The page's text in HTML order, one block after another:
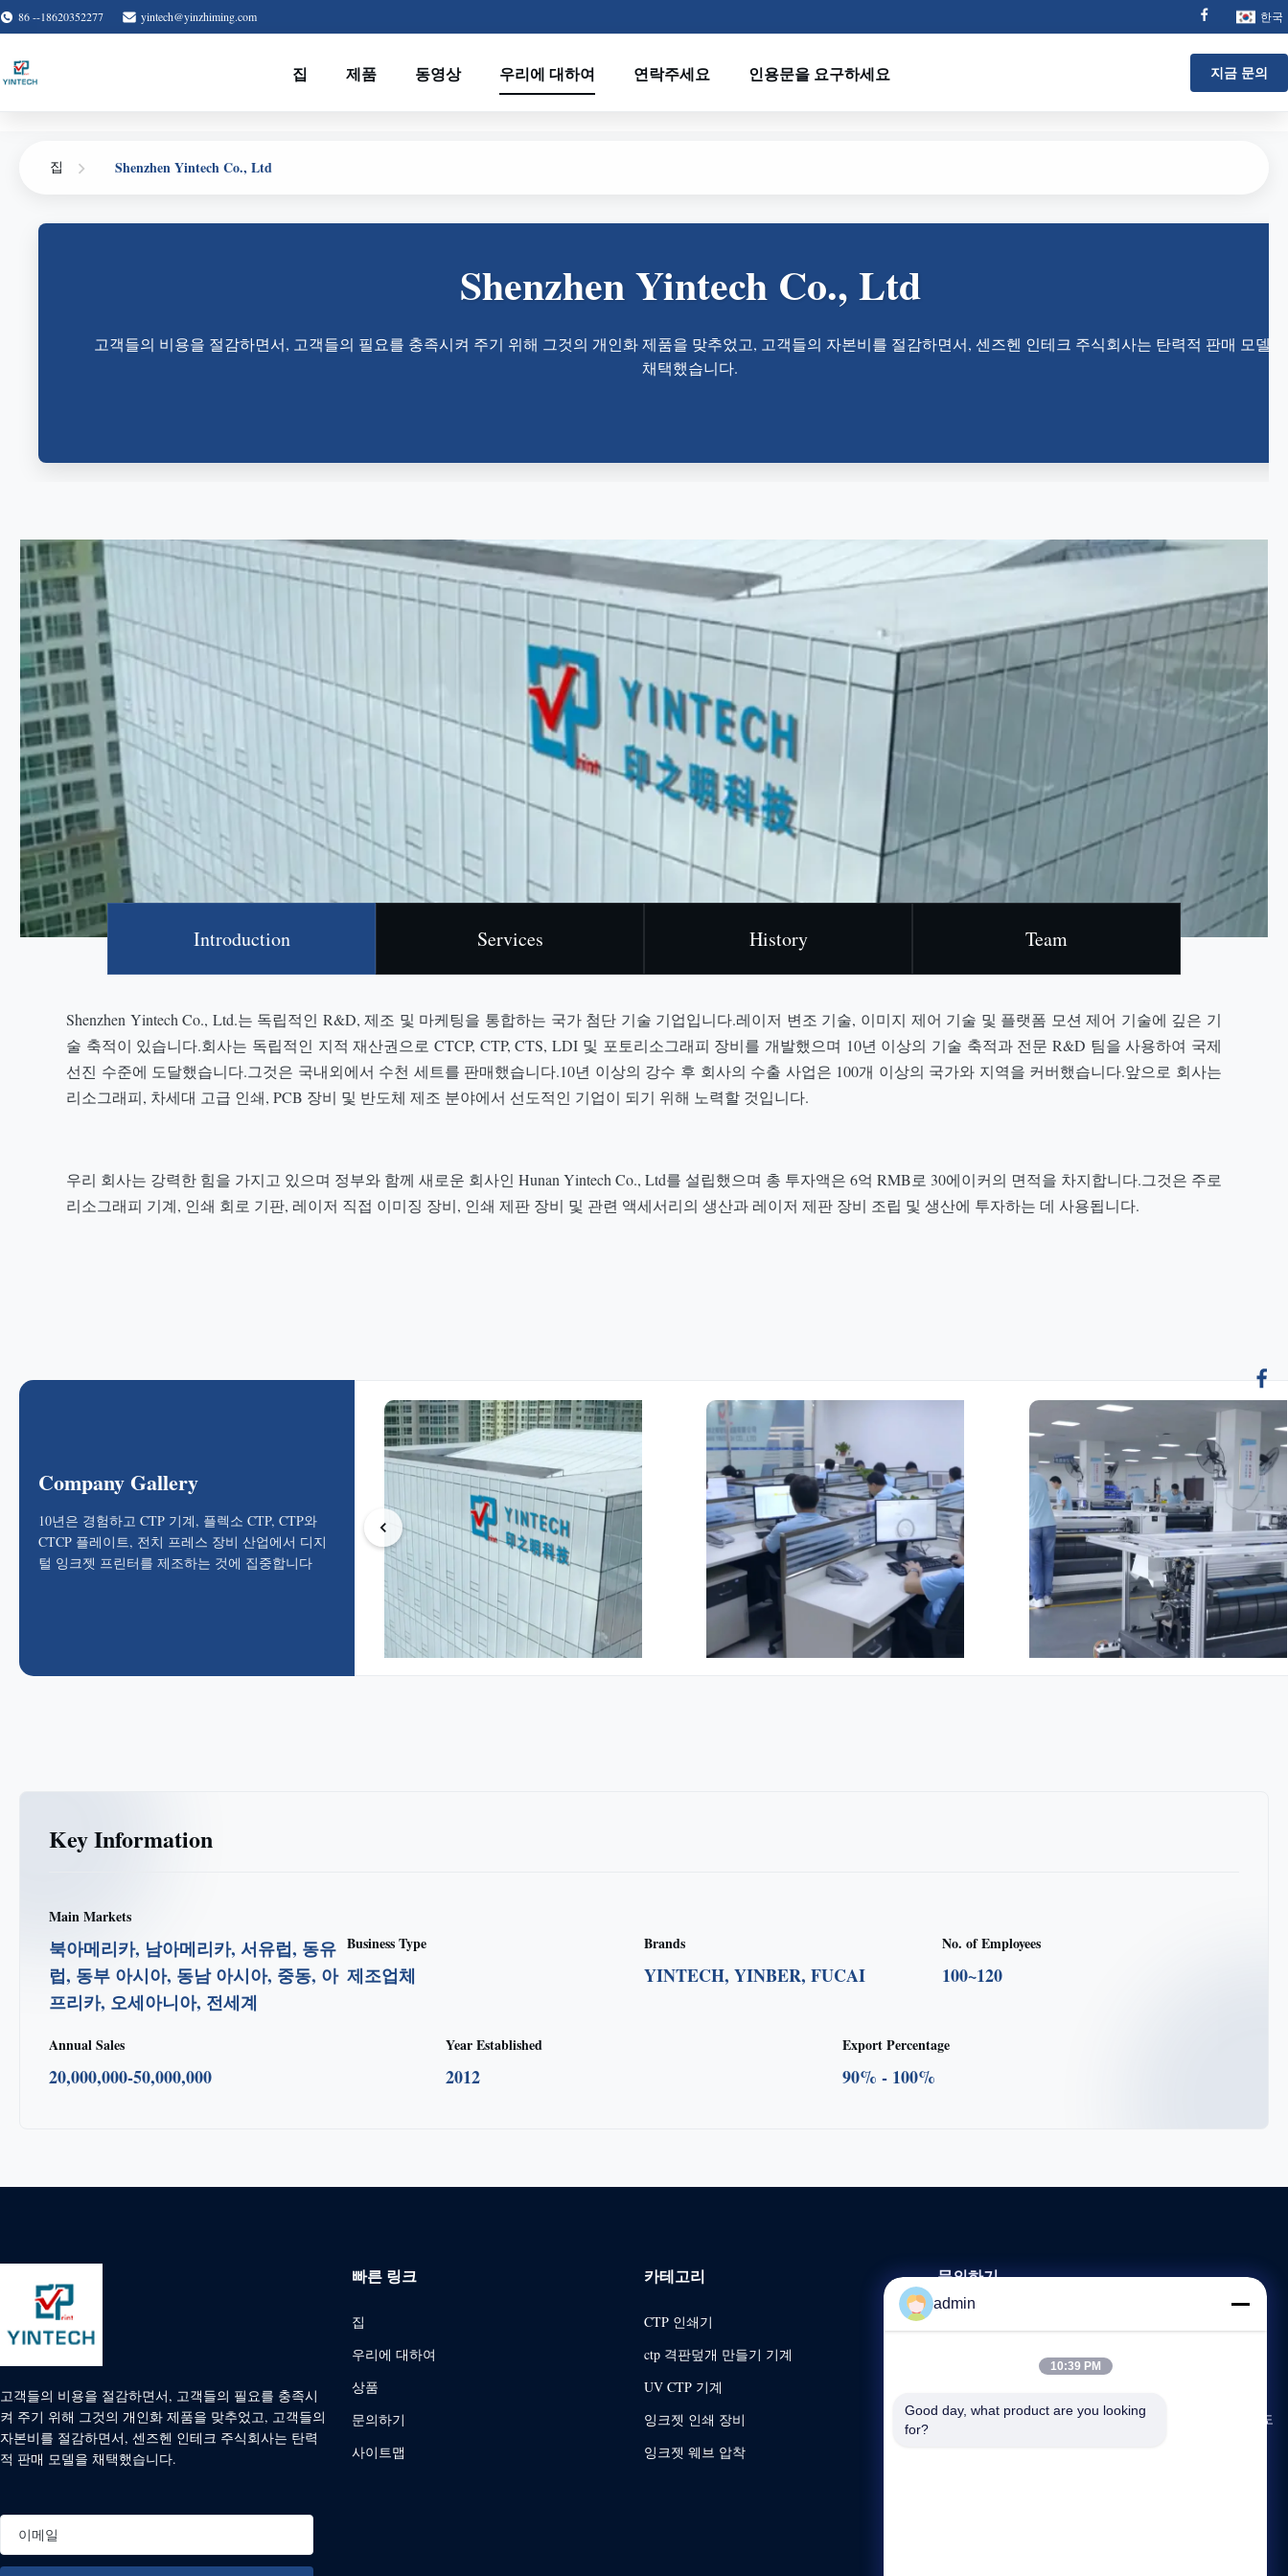
86 --18620352277 yintech@yinzhiming.com 한국
집 제품 동영상 우리에 대하여 연락주세요 인용문을 요구하세요 지금 문의
집 Shenzhen Yintech Co., Ltd
Shenzhen Yintech Co., Ltd
고객들의 비용을 절감하면서, 고객들의 필요를 충족시켜 주기 위해 그것의 개인화 제품을 맞추었고, 고객들의 자본비를 절감하면서, 센즈헨 인테크 주식회사는 탄력적 판매 모델을
채택했습니다.
Introduction Services History Team
Shenzhen Yintech Co., Ltd.는 독립적인 R&D, 제조 및 마케팅을 통합하는 국가 첨단 기술 기업입니다.레이저 변조 기술, 이미지 제어 기술 및 플랫폼 모션 제어 기술에 깊은 기
술 축적이 있습니다.회사는 독립적인 지적 재산권으로 CTCP, CTP, CTS, LDI 및 포토리소그래피 장비를 개발했으며 10년 이상의 기술 축적과 전문 R&D 팀을 사용하여 국제
선진 수준에 도달했습니다.그것은 국내외에서 수천 세트를 판매했습니다.10년 이상의 강수 후 회사의 수출 사업은 100개 이상의 국가와 지역을 커버했습니다.앞으로 회사는
리소그래피, 차세대 고급 인쇄, PCB 장비 및 반도체 제조 분야에서 선도적인 기업이 되기 위해 노력할 것입니다.
우리 회사는 강력한 힘을 가지고 있으며 정부와 함께 새로운 회사인 Hunan Yintech Co., Ltd를 설립했으며 총 투자액은 6억 RMB로 30에이커의 면적을 차지합니다.그것은 주로
리소그래피 기계, 인쇄 회로 기판, 레이저 직접 이미징 장비, 인쇄 제판 장비 및 관련 액세서리의 생산과 레이저 제판 장비 조립 및 생산에 투자하는 데 사용됩니다.
Company Gallery
10년은 경험하고 CTP 기계, 플렉소 CTP, CTP와
CTCP 플레이트, 전치 프레스 장비 산업에서 디지
털 잉크젯 프린터를 제조하는 것에 집중합니다
Key Information
Main Markets
북아메리카, 남아메리카, 서유럽, 동유
럽, 동부 아시아, 동남 아시아, 중동, 아
프리카, 오세아니아, 전세계
Business Type
제조업체
Brands
YINTECH, YINBER, FUCAI
No. of Employees
100~120
Annual Sales
20,000,000-50,000,000
Year Established
2012
Export Percentage
90% - 100%
고객들의 비용을 절감하면서, 고객들의 필요를 충족시
켜 주기 위해 그것의 개인화 제품을 맞추었고, 고객들의
자본비를 절감하면서, 센즈헨 인테크 주식회사는 탄력
적 판매 모델을 채택했습니다.
빠른 링크
집
우리에 대하여
상품
문의하기
사이트맵
카테고리
CTP 인쇄기
ctp 격판덮개 만들기 기계
UV CTP 기계
잉크젯 인쇄 장비
잉크젯 웨브 압착
문의하기
yintech@yinzhiming.com
제 지면, 건축 C의 Huachuangda 기술 공원, Hangcheng 도
admin
10:39 PM
Good day, what product are you looking
for?